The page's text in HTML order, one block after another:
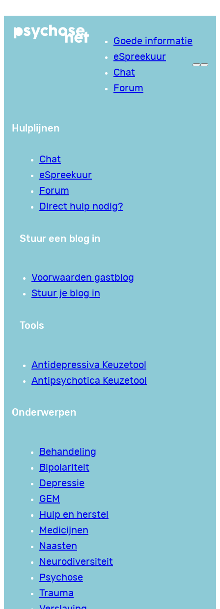
naar
Goede informatie
eSpreekuur
Chat
Forum
Hulplijnen
Chat
eSpreekuur
Forum
Direct hulp nodig?
Stuur een blog in
Voorwaarden gastblog
Stuur je blog in
Tools
Antidepressiva Keuzetool
Antipsychotica Keuzetool
Onderwerpen
Behandeling
Bipolariteit
Depressie
GEM
Hulp en herstel
Medicijnen
Naasten
Neurodiversiteit
Psychose
Trauma